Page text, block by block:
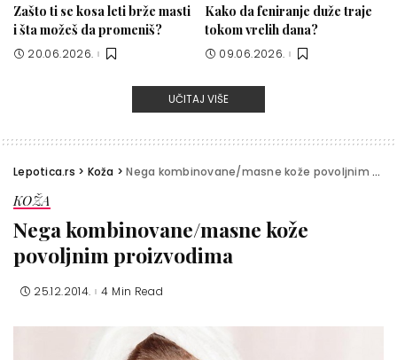
Zašto ti se kosa leti brže masti
i šta možeš da promeniš?
20.06.2026.
Kako da feniranje duže traje
tokom vrelih dana?
09.06.2026.
UČITAJ VIŠE
Lepotica.rs > Koža >Nega kombinovane/masne kože povoljnim proizvodima
KOŽA
Nega kombinovane/masne kože
povoljnim proizvodima
25.12.2014. 4 Min Read